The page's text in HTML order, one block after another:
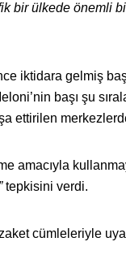
bir ülkede önemli
iktidara gelmiş
başı şu
ettirilen
amacıyla
tepkisini verdi.
cümleleriyle